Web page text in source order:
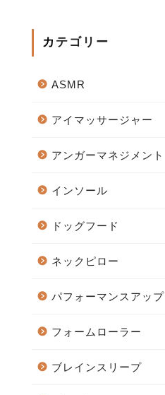
カテゴリー
ASMR
アイマッサージャー
アンガーマネジメント
インソール
ドッグフード
ネックピロー
パフォーマンスアップ
フォームローラー
ブレインスリープ